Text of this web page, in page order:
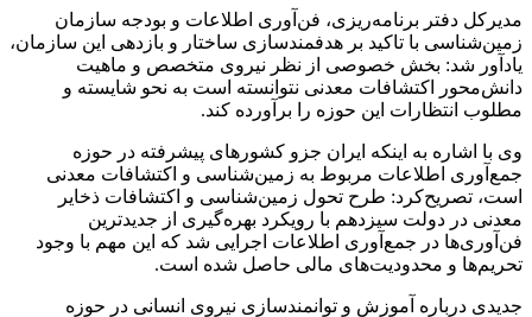
مدیرکل دفتر برنامه‌ریزی، فن‌آوری اطلاعات و بودجه سازمان
زمین‌شناسی با تاکید بر هدفمندسازی ساختار و بازدهی این سازمان،
یادآور شد: بخش خصوصی از نظر نیروی متخصص و ماهیت
دانش‌محور اکتشافات معدنی نتوانسته است به نحو شایسته و
مطلوب انتظارات این حوزه را برآورده کند.
وی با اشاره به اینکه ایران جزو کشورهای پیشرفته در حوزه
جمع‌آوری اطلاعات مربوط به زمین‌شناسی و اکتشافات معدنی
است، تصریح‌کرد: طرح تحول زمین‌شناسی و اکتشافات ذخایر
معدنی در دولت سیزدهم با رویکرد بهره‌گیری از جدیدترین
فن‌آوری‌ها در جمع‌آوری اطلاعات اجرایی شد که این مهم با وجود
تحریم‌ها و محدودیت‌های مالی حاصل شده است.
جدیدی درباره آموزش و توانمندسازی نیروی انسانی در حوزه